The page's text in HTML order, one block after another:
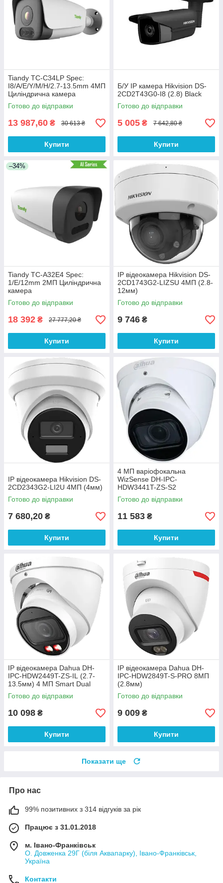
Tiandy TC-C34LP Spec:
I8/A/E/Y/M/H/2.7-13.5mm 4МП
Циліндрична камера
Готово до відправки
13 987,60 ₴ 30 613 ₴
Купити
Б/У IP камера Hikvision DS-
2CD2T43G0-I8 (2.8) Black
Готово до відправки
5 005 ₴ 7 642,80 ₴
Купити
–34%
Tiandy TC-A32E4 Spec:
1/E/12mm 2МП Циліндрична
камера
Готово до відправки
18 392 ₴ 27 777,20 ₴
Купити
IP відеокамера Hikvision DS-
2CD1743G2-LIZSU 4МП (2.8-
12мм)
Готово до відправки
9 746 ₴
Купити
IP відеокамера Hikvision DS-
2CD2343G2-LI2U 4МП (4мм)
Готово до відправки
7 680,20 ₴
Купити
4 МП варіофокальна
WizSense DH-IPC-
HDW3441T-ZS-S2
Готово до відправки
11 583 ₴
Купити
IP відеокамера Dahua DH-
IPC-HDW2449T-ZS-IL (2.7-
13.5мм) 4 МП Smart Dual
Light варифокальна
Готово до відправки
10 098 ₴
Купити
IP відеокамера Dahua DH-
IPC-HDW2849T-S-PRO 8МП
(2.8мм)
Готово до відправки
9 009 ₴
Купити
Показати ще
Про нас
99% позитивних з 314 відгуків за рік
Працює з 31.01.2018
м. Івано-Франківськ
О. Довженка 29Г (біля Аквапарку), Івано-Франківськ,
Україна
Контакти